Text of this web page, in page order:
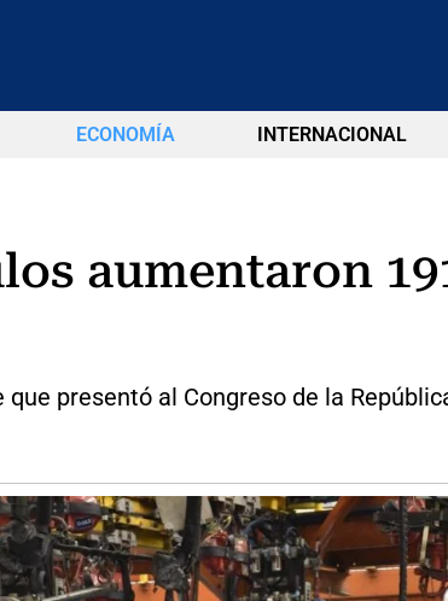
ECONOMÍA INTERNACIONAL
aumentaron
presentó al Congreso de la